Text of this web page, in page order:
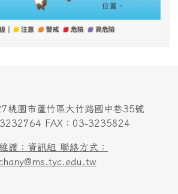
桃園市蘆竹區大竹路國中巷35號
FAX：03-3235824
護：資訊組 聯絡方式：